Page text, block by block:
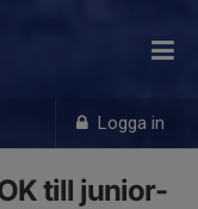
Logga in
till junior-